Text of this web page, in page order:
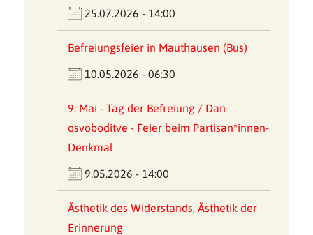
25.07.2026 - 14:00
Befreiungsfeier in Mauthausen (Bus)
10.05.2026 - 06:30
9. Mai - Tag der Befreiung / Dan
osvoboditve - Feier beim Partisan*innen-
Denkmal
9.05.2026 - 14:00
Ästhetik des Widerstands, Ästhetik der
Erinnerung